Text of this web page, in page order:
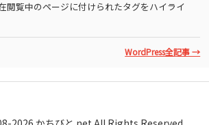
閲覧中のページに付けられたタグをハイライ
WordPress全記事 →